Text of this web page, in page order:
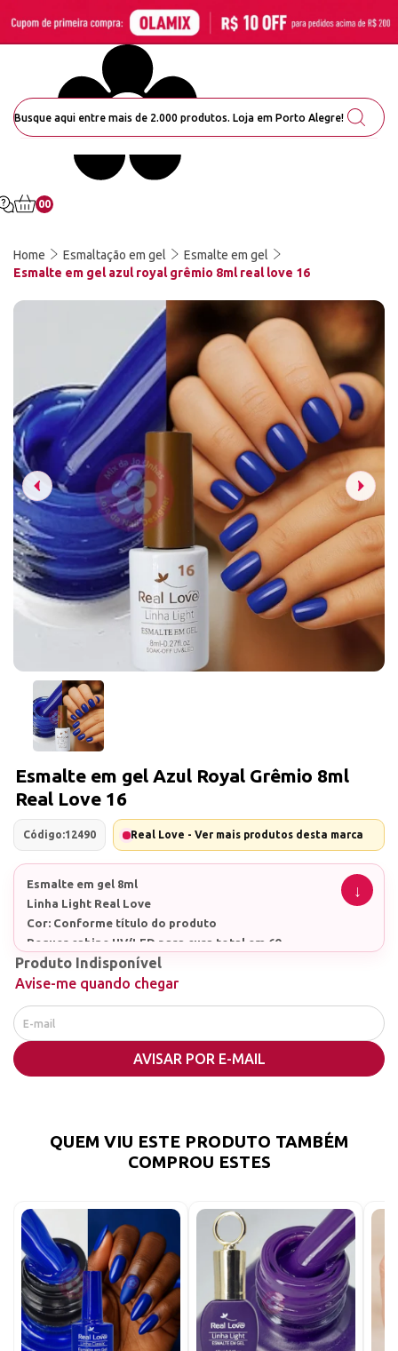
00
Home Esmaltação em gel
Esmalte em gel
Esmalte em gel azul royal grêmio 8ml real love 16
Esmalte em gel Azul Royal Grêmio 8ml
Real Love 16
Código:12490 Real Love - Ver mais produtos desta marca
Esmalte em gel 8ml
Linha Light Real Love
Cor: Conforme título do produto
Requer cabine UV/LED para cura total em 60
segundos
Produto Indisponível
Avise-me quando chegar
AVISAR POR E-MAIL
QUEM VIU ESTE PRODUTO TAMBÉM
COMPROU ESTES